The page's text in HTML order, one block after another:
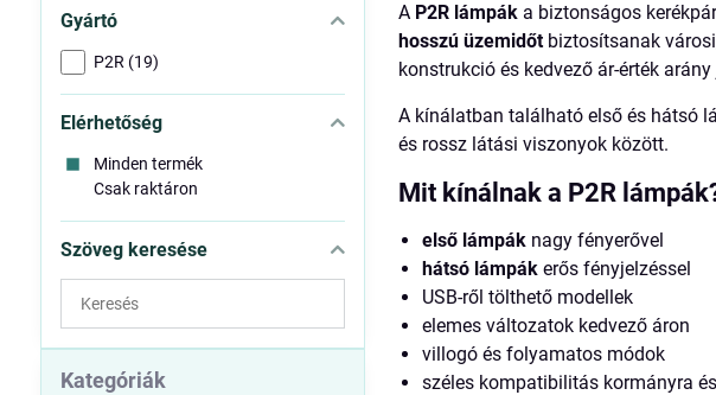
A P2R lámpák a biztonságos
hosszú üzemidőtbiztosítsanak
konstrukció és kedvező ár-érték
A kínálatban található első és hátsó
és rossz látási viszonyok között.
Mit kínálnak a P2R
első lámpák nagy fényerővel
hátsó lámpák erős fényjelzéssel
USB-ről tölthető modellek
elemes változatok kedvező áron
villogó és folyamatos módok
széles kompatibilitás kormányra
Gyártó
P2R (19)
Elérhetőség
Minden termék
Csak raktáron
Szöveg keresése
szűrési
eredmények
Kategóriák